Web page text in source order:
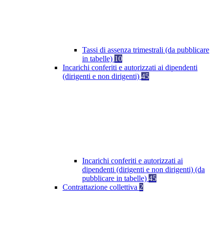
Tassi di assenza trimestrali (da pubblicare
in tabelle) 10
Incarichi conferiti e autorizzati ai dipendenti
(dirigenti e non dirigenti) 45
Incarichi conferiti e autorizzati ai
dipendenti (dirigenti e non dirigenti) (da
pubblicare in tabelle) 45
Contrattazione collettiva 2